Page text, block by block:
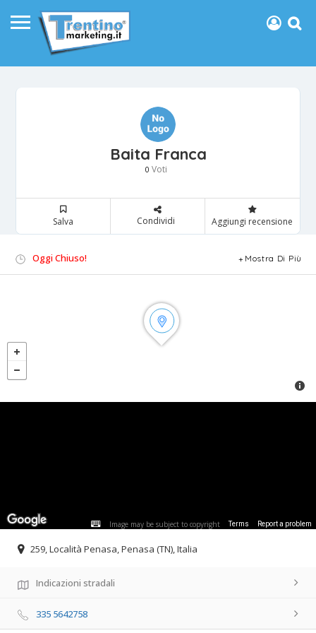
Baita Franca
0 Voti
Salva Condividi Aggiungi recensione
Oggi Chiuso! Mostra Di Più
Image may be subject to copyright Terms Report a problem
259, Località Penasa, Penasa (TN), Italia
Indicazioni stradali
335 5642758